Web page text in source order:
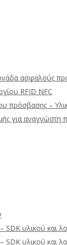
ασφαλούς
RFID NFC
πρόσβασης –
για αναγνώστη
υλικού και
υλικού και